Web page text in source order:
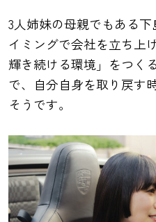
3人姉妹の母親でもある
イミングで会社を立ち上
輝き続ける環境」をつく
で、自分自身を取り戻す
そうです。